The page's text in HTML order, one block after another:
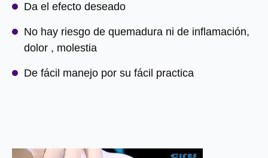
Da el efecto deseado
No hay riesgo de quemadura ni de inflamación,
dolor , molestia
De fácil manejo por su fácil practica